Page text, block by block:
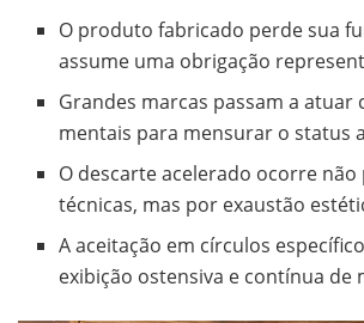
O produto fabricado perde sua
assume uma obrigação
Grandes marcas passam a atuar
mentais para mensurar o status
O descarte acelerado ocorre não
técnicas, mas por exaustão
A aceitação em círculos
exibição ostensiva e contínua de